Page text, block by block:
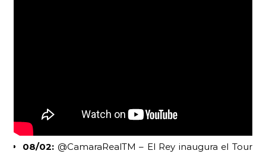
08/02: @CamaraRealTM – El Rey inaugura el Tour